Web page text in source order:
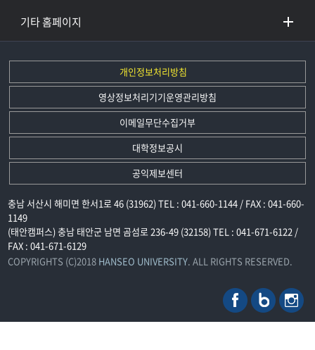
기타 홈페이지
개인정보처리방침
영상정보처리기기운영관리방침
이메일무단수집거부
대학정보공시
공익제보센터
충남 서산시 해미면 한서1로 46 (31962) TEL : 041-660-1144 / FAX : 041-660-
1149
(태안캠퍼스) 충남 태안군 남면 곰섬로 236-49 (32158) TEL : 041-671-6122 /
FAX : 041-671-6129
COPYRIGHTS (C)2018 HANSEO UNIVERSITY. ALL RIGHTS RESERVED.